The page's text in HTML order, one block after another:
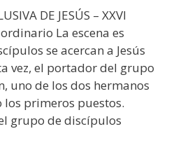
DE JESÚS – XXVI
La escena es
se acercan a Jesús
vez, el portador del grupo
uno de los dos hermanos
primeros puestos.
grupo de discípulos